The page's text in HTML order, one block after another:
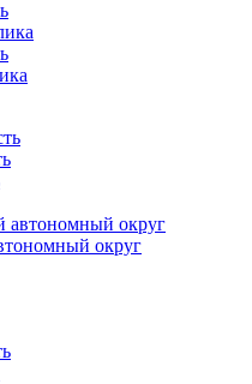
округ
округ